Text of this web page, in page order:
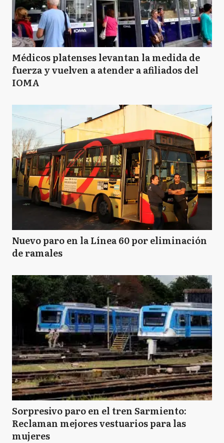
Médicos platenses levantan la medida de
fuerza y vuelven a atender a afiliados del
IOMA
Nuevo paro en la Línea 60 por eliminación
de ramales
Sorpresivo paro en el tren Sarmiento:
Reclaman mejores vestuarios para las
mujeres